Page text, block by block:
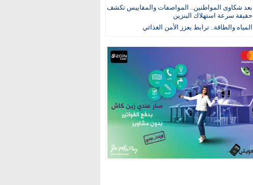
بعد شكاوى المواطنين.. المواصفات والمقاييس تكشف
حقيقة سرعة استهلاك البنزين
المياه والطاقة.. ترابط يعزز الأمن الغذائي